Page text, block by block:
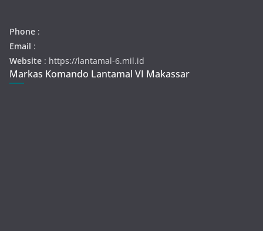
Phone :
Email :
Website : https://lantamal-6.mil.id
Markas Komando Lantamal VI Makassar